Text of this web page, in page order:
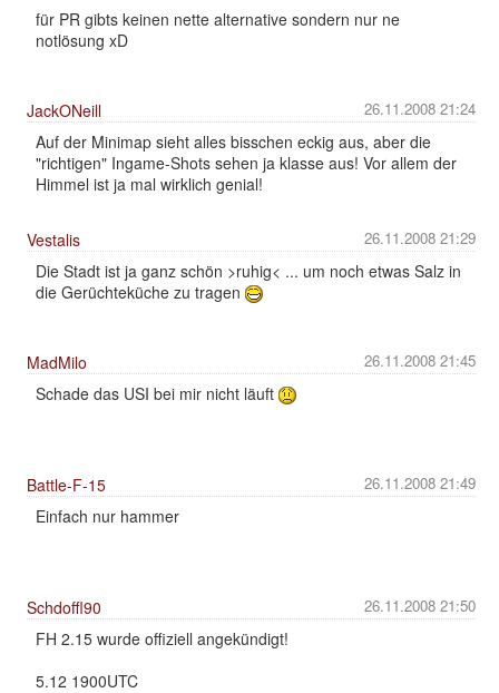
für PR gibts keinen nette alternative sondern nur ne
notlösung xD
26.11.2008 21:24
JackONeill
Auf der Minimap sieht alles bisschen eckig aus, aber die
"richtigen" Ingame-Shots sehen ja klasse aus! Vor allem der
Himmel ist ja mal wirklich genial!
26.11.2008 21:29
Vestalis
Die Stadt ist ja ganz schön >ruhig< ... um noch etwas Salz in
die Gerüchteküche zu tragen
26.11.2008 21:45
MadMilo
Schade das USI bei mir nicht läuft
26.11.2008 21:49
Battle-F-15
Einfach nur hammer
26.11.2008 21:50
Schdoffl90
FH 2.15 wurde offiziell angekündigt!
5.12 1900UTC